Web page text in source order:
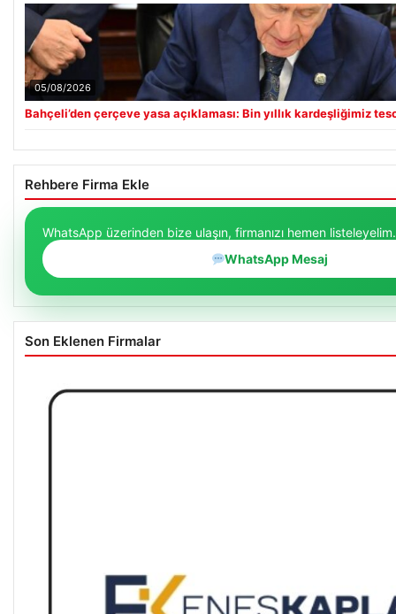
05/08/2026
Bahçeli’den çerçeve yasa açıklaması: Bin yıllık kardeşliğimiz
Rehbere Firma Ekle
WhatsApp üzerinden bize ulaşın, firmanızı hemen listeleyelim.
WhatsApp Mesaj
Son Eklenen Firmalar